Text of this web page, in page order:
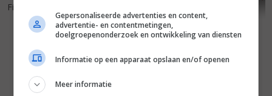
Fist Fight
Gepersonaliseerde advertenties en content,
advertentie- en contentmetingen,
doelgroepenonderzoek en ontwikkeling van diensten
Informatie op een apparaat opslaan en/of openen
Meer informatie